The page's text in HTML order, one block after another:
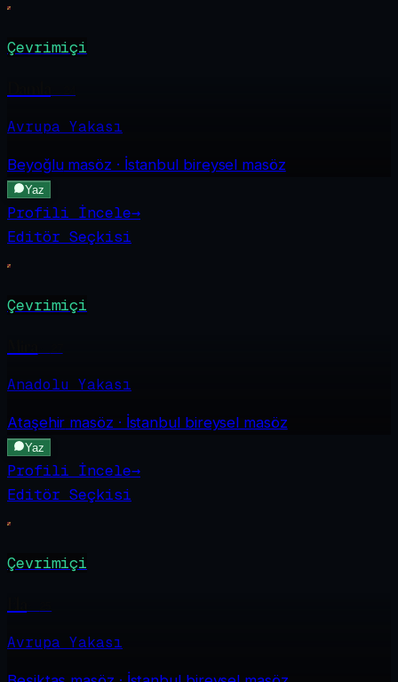
Çevrimiçi
Avrupa Yakası
Beyoğlumasöz · İstanbul bireysel masöz
Yaz
Profili İncele→
Editör Seçkisi
Çevrimiçi
Anadolu Yakası
Ataşehir masöz · İstanbul bireysel masöz
Yaz
Profili İncele→
Editör Seçkisi
Çevrimiçi
Avrupa Yakası